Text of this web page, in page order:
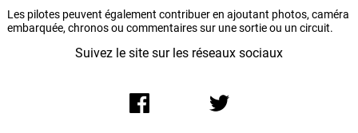
Les pilotes peuvent également contribuer en ajoutant photos, caméra
embarquée, chronos ou commentaires sur une sortie ou un circuit.
Suivez le site sur les réseaux sociaux